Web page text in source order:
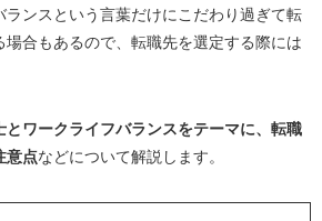
ランスという言葉だけにこだわり過ぎて転
合もあるので、転職先を選定する際には
とワークライフバランスをテーマに、転職
意点などについて解説します。